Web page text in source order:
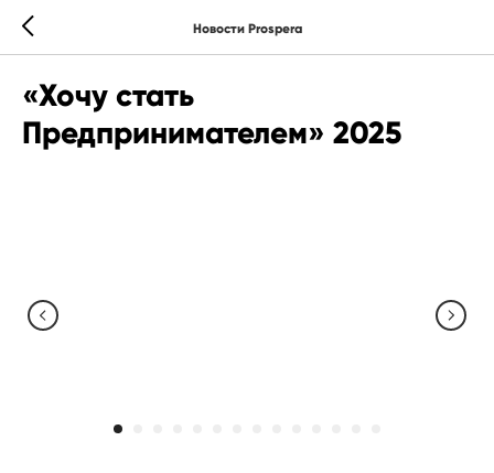
Новости Prospera
«Хочу стать
Предпринимателем» 2025